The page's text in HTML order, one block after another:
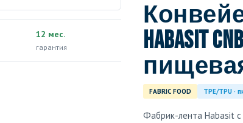
12 мес.
гарантия
Habasit
FABRIC FOOD TPE/TPU ·
Фабрик-лента Habasit с